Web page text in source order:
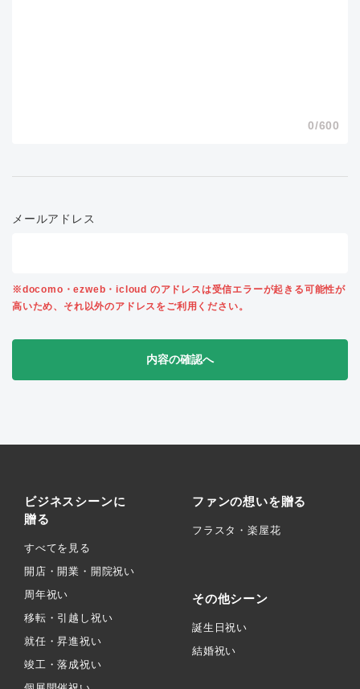
0/600
メールアドレス
※docomo・ezweb・icloud のアドレスは受信エラーが起きる可能性が
高いため、それ以外のアドレスをご利用ください。
内容の確認へ
ビジネスシーンに
贈る
すべてを見る
開店・開業・開院祝い
周年祝い
移転・引越し祝い
就任・昇進祝い
竣工・落成祝い
ファンの想いを贈る
フラスタ・楽屋花
その他シーン
誕生日祝い
結婚祝い